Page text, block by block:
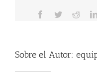
Facebook
Twitter
Sobre el Autor: